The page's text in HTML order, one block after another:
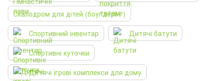
Скалодром для дітей (боулдерінг)
Спортивний інвентар
Дитячі батути
Спортивні куточки
Дитячі ігрові комплекси для дому